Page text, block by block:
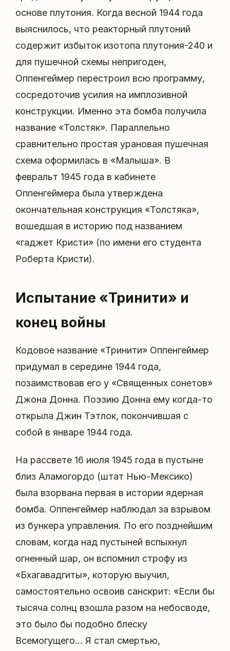
основе плутония. Когда весной 1944 года
выяснилось, что реакторный плутоний
содержит избыток изотопа плутония-240 и
для пушечной схемы непригоден,
Оппенгеймер перестроил всю программу,
сосредоточив усилия на имплозивной
конструкции. Именно эта бомба получила
название «Толстяк». Параллельно
сравнительно простая урановая пушечная
схема оформилась в «Малыша». В
февральт 1945 года в кабинете
Оппенгеймера была утверждена
окончательная конструкция «Толстяка»,
вошедшая в историю под названием
«гаджет Кристи» (по имени его студента
Роберта Кристи).
Испытание «Тринити» и
конец войны
Кодовое название «Тринити» Оппенгеймер
придумал в середине 1944 года,
позаимствовав его у «Священных сонетов»
Джона Донна. Поэзию Донна ему когда-то
открыла Джин Тэтлок, покончившая с
собой в январе 1944 года.
На рассвете 16 июля 1945 года в пустыне
близ Аламогордо (штат Нью-Мексико)
была взорвана первая в истории ядерная
бомба. Оппенгеймер наблюдал за взрывом
из бункера управления. По его позднейшим
словам, когда над пустыней вспыхнул
огненный шар, он вспомнил строфу из
«Бхагавадгиты», которую выучил,
самостоятельно освоив санскрит: «Если бы
тысяча солнц взошла разом на небосводе,
это было бы подобно блеску
Всемогущего... Я стал смертью,